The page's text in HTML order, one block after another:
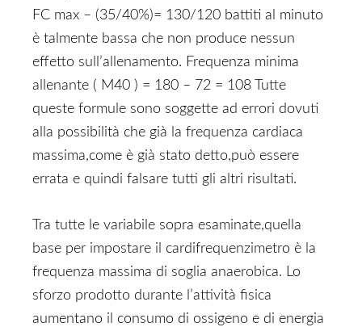
FC max – (35/40%)= 130/120 battiti al minuto
è talmente bassa che non produce nessun
effetto sull’allenamento. Frequenza minima
allenante ( M40 ) = 180 – 72 = 108 Tutte
queste formule sono soggette ad errori dovuti
alla possibilità che già la frequenza cardiaca
massima,come è già stato detto,può essere
errata e quindi falsare tutti gli altri risultati.
Tra tutte le variabile sopra esaminate,quella
base per impostare il cardifrequenzimetro è la
frequenza massima di soglia anaerobica. Lo
sforzo prodotto durante l’attività fisica
aumentano il consumo di ossigeno e di energia